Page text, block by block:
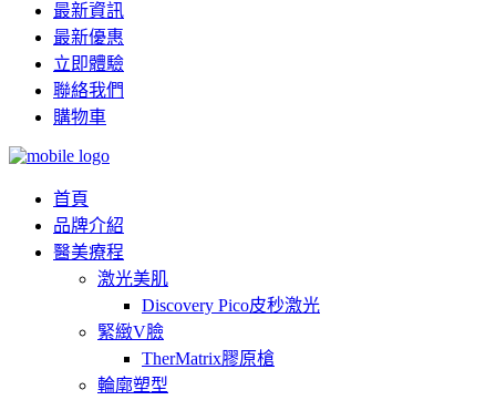
最新資訊
最新優惠
立即體驗
聯絡我們
購物車
首頁
品牌介紹
醫美療程
激光美肌
Discovery Pico皮秒激光
緊緻V臉
TherMatrix膠原槍
輪廓塑型